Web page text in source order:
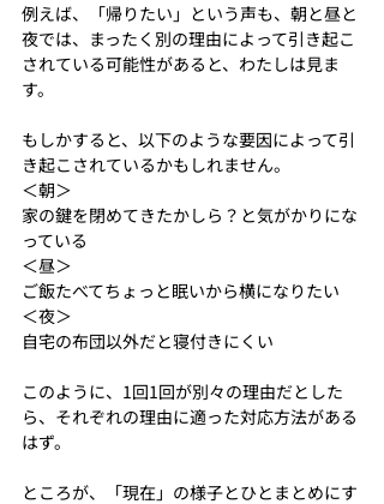
例えば、「帰りたい」という声も、朝と昼と
夜では、まったく別の理由によって引き起こ
されている可能性があると、わたしは見ま
す。
もしかすると、以下のような要因によって引
き起こされているかもしれません。
＜朝＞
家の鍵を閉めてきたかしら？と気がかりにな
っている
＜昼＞
ご飯たべてちょっと眠いから横になりたい
＜夜＞
自宅の布団以外だと寝付きにくい
このように、1回1回が別々の理由だとした
ら、それぞれの理由に適った対応方法がある
はず。
ところが、「現在」の様子とひとまとめにす